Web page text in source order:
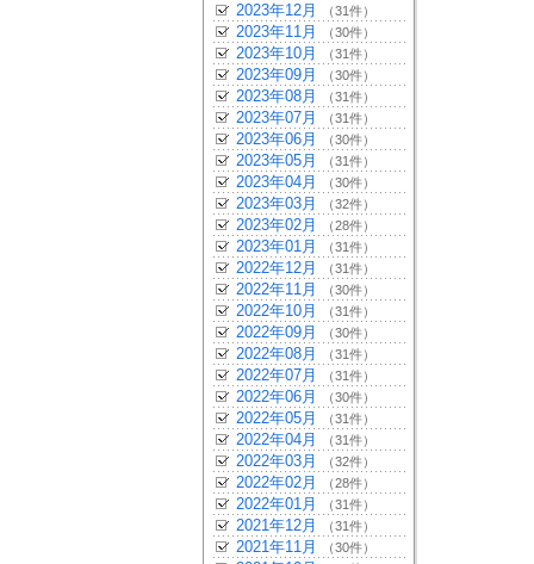
2023年12月 （31件）
2023年11月 （30件）
2023年10月 （31件）
2023年09月 （30件）
2023年08月 （31件）
2023年07月 （31件）
2023年06月 （30件）
2023年05月 （31件）
2023年04月 （30件）
2023年03月 （32件）
2023年02月 （28件）
2023年01月 （31件）
2022年12月 （31件）
2022年11月 （30件）
2022年10月 （31件）
2022年09月 （30件）
2022年08月 （31件）
2022年07月 （31件）
2022年06月 （30件）
2022年05月 （31件）
2022年04月 （31件）
2022年03月 （32件）
2022年02月 （28件）
2022年01月 （31件）
2021年12月 （31件）
2021年11月 （30件）